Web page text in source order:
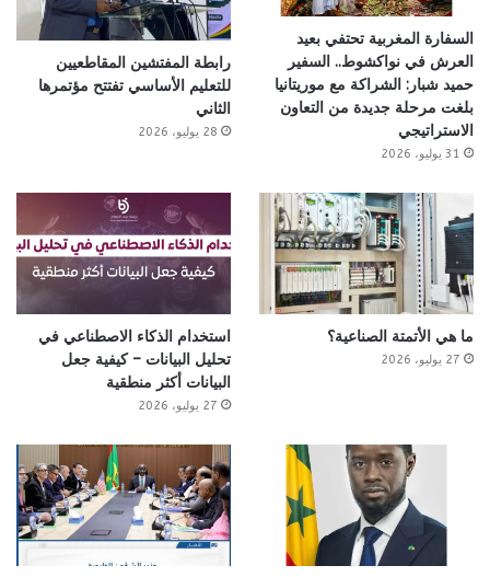
السفارة المغربية تحتفي بعيد
العرش في نواكشوط.. السفير
حميد شبار: الشراكة مع موريتانيا
بلغت مرحلة جديدة من التعاون
الاستراتيجي
31 يوليو، 2026
رابطة المفتشين المقاطعيين
للتعليم الأساسي تفتتح مؤتمرها
الثاني
28 يوليو، 2026
ما هي الأتمتة الصناعية؟
27 يوليو، 2026
استخدام الذكاء الاصطناعي في
تحليل البيانات – كيفية جعل
البيانات أكثر منطقية
27 يوليو، 2026